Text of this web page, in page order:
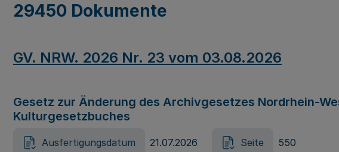
29450 Dokumente
GV. NRW. 2026 Nr. 23 vom 03.08.2026
Gesetz zur Änderung des Archivgesetzes Nordrhein-
Kulturgesetzbuches
Ausfertigungsdatum 21.07.2026 Seite 550